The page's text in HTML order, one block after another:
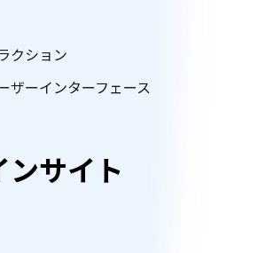
クション
ザーインターフェース
サイト